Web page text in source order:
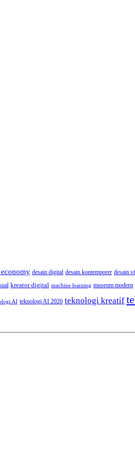
desain digital desain kontemporer desain
kreator digital machine learning museum modern
AI teknologi AI 2026 teknologi kreatif